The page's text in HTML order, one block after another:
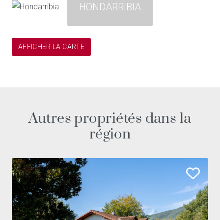
HONDARRIBIA
AFFICHER LA CARTE
Autres propriétés dans la
région